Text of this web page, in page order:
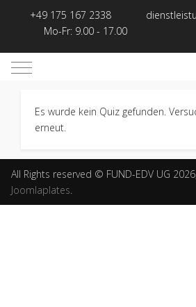
+49 175 167 2338
Mo-Fr: 9.00 - 17.00
Mobile Menu Toggle
Es wurde kein Quiz gefunden.
erneut.
All Rights reserved © FUND-EDV UG
Joomlaplates.